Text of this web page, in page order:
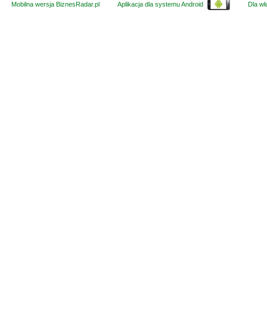
Mobilna wersja BiznesRadar.pl
Aplikacja dla systemu Android Dla